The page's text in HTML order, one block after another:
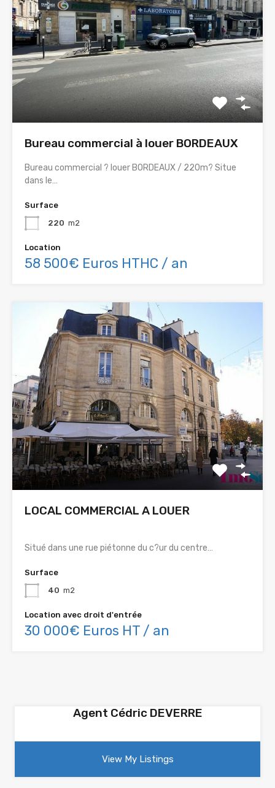
Bureau commercial à louer BORDEAUX
Bureau commercial ? louer BORDEAUX / 220m? Situe
dans le…
Surface
220 m2
Location
58 500€ Euros HTHC / an
LOCAL COMMERCIAL A LOUER
Situé dans une rue piétonne du c?ur du centre…
Surface
40 m2
Location avec droit d'entrée
30 000€ Euros HT / an
Agent Cédric DEVERRE
View My Listings